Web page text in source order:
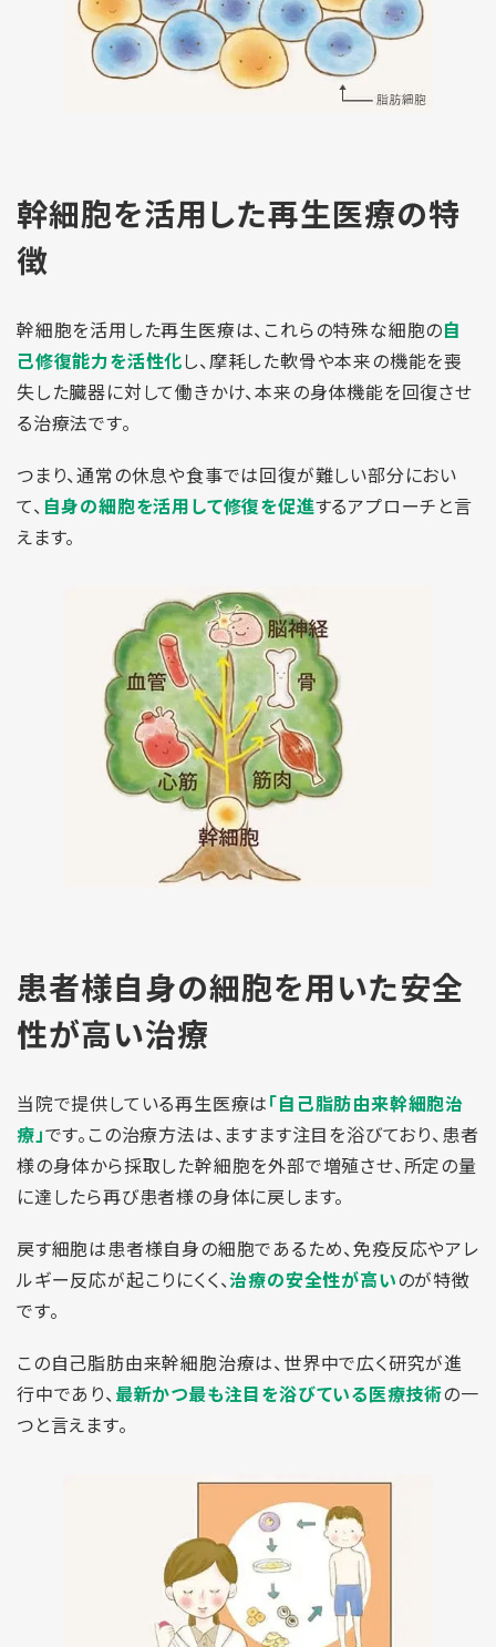
幹細胞を活用した再生医療の特
徴
幹細胞を活用した再生医療は、これらの特殊な細胞の自
己修復能力を活性化し、摩耗した軟骨や本来の機能を喪
失した臓器に対して働きかけ、本来の身体機能を回復させ
る治療法です。
つまり、通常の休息や食事では回復が難しい部分におい
て、 自身の細胞を活用して修復を促進するアプローチと言
えます。
患者様自身の細胞を用いた安全
性が高い治療
当院で提供している再生医療は「自己脂肪由来幹細胞治
療」です。この治療方法は、ますます注目を浴びており、患者
様の身体から採取した幹細胞を外部で増殖させ、所定の量
に達したら再び患者様の身体に戻します。
戻す細胞は患者様自身の細胞であるため、免疫反応やアレ
ルギー反応が起こりにくく、治療の安全性が高いのが特徴
です。
この自己脂肪由来幹細胞治療は、世界中で広く研究が進
行中であり、最新かつ最も注目を浴びている医療技術の一
つと言えます。